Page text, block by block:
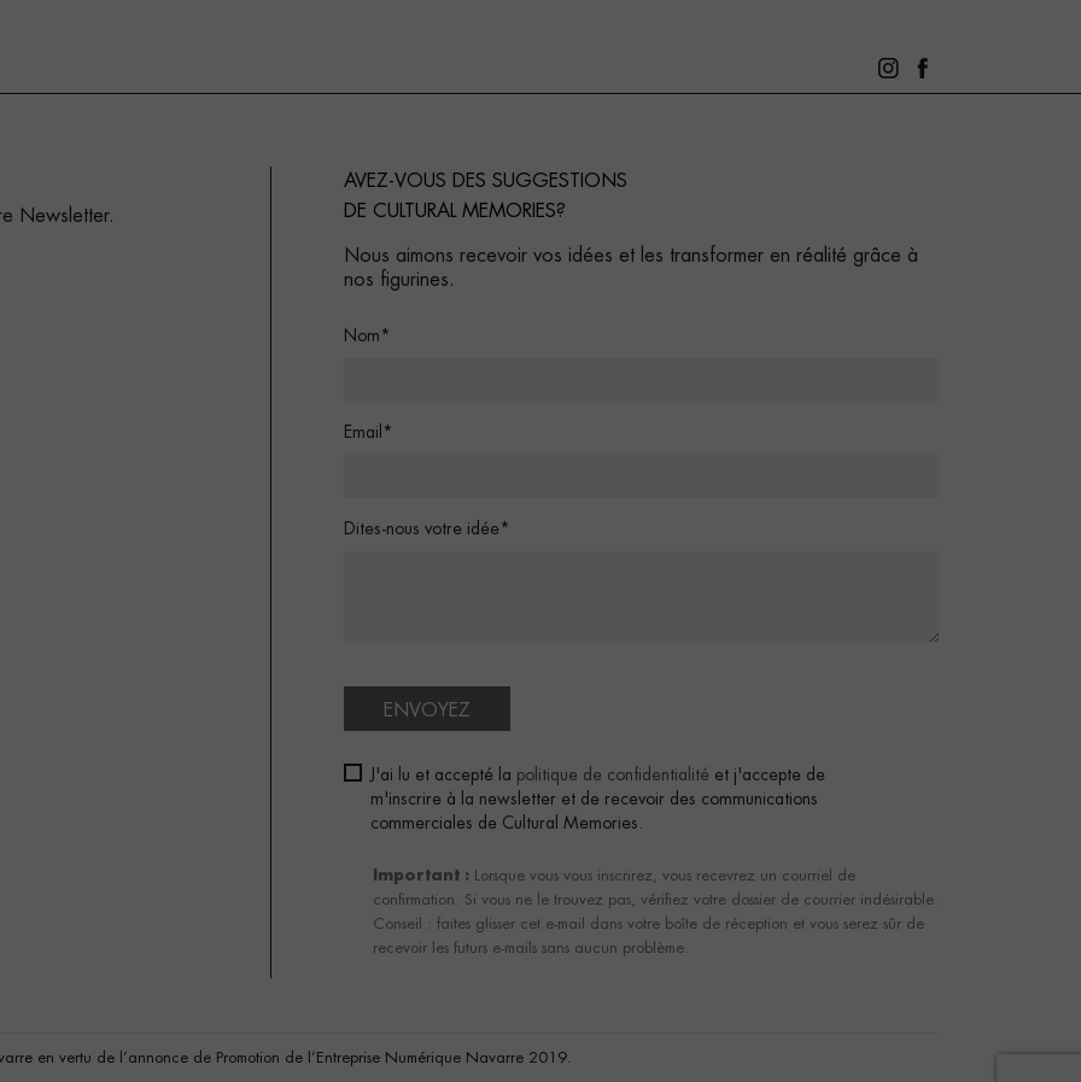
Newsletter.
AVEZ-VOUS DES SUGGESTIONS
DE CULTURAL MEMORIES?
Nous aimons recevoir vos idées et les transformer en réalité grâce à
nos figurines.
Nom*
Email*
Dites-nous votre idée*
ENVOYEZ
J'ai lu et accepté la politique de confidentialité et j'accepte de
m'inscrire à la newsletter et de recevoir des communications
commerciales de Cultural Memories.
Important : Lorsque vous vous inscrirez, vous recevrez un courriel de
confirmation. Si vous ne le trouvez pas, vérifiez votre dossier de courrier indésirable.
Conseil : faites glisser cet e-mail dans votre boîte de réception et vous serez sûr de
recevoir les futurs e-mails sans aucun problème.
en vertu de l’annonce de Promotion de l’Entreprise Numérique Navarre 2019.